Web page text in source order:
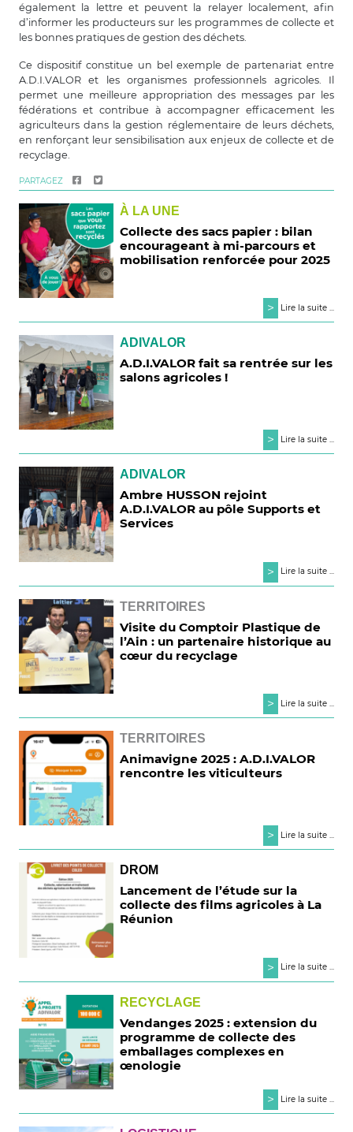
également la lettre et peuvent la relayer localement, afin
d’informer les producteurs sur les programmes de collecte et
les bonnes pratiques de gestion des déchets.
Ce dispositif constitue un bel exemple de partenariat entre
A.D.I.VALOR et les organismes professionnels agricoles. Il
permet une meilleure appropriation des messages par les
fédérations et contribue à accompagner efficacement les
agriculteurs dans la gestion réglementaire de leurs déchets,
en renforçant leur sensibilisation aux enjeux de collecte et de
recyclage.
PARTAGEZ
À LA UNE
Collecte des sacs papier : bilan
encourageant à mi-parcours et
mobilisation renforcée pour 2025
> Lire la suite ...
ADIVALOR
A.D.I.VALOR fait sa rentrée sur les
salons agricoles !
> Lire la suite ...
ADIVALOR
Ambre HUSSON rejoint
A.D.I.VALOR au pôle Supports et
Services
> Lire la suite ...
TERRITOIRES
Visite du Comptoir Plastique de
l’Ain : un partenaire historique au
cœur du recyclage
> Lire la suite ...
TERRITOIRES
Animavigne 2025 : A.D.I.VALOR
rencontre les viticulteurs
> Lire la suite ...
DROM
Lancement de l’étude sur la
collecte des films agricoles à La
Réunion
> Lire la suite ...
RECYCLAGE
Vendanges 2025 : extension du
programme de collecte des
emballages complexes en
œnologie
> Lire la suite ...